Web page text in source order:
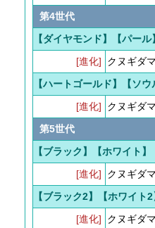
第4世代
【ダイヤモンド】【パール
[進化]
クヌギダ
【ハートゴールド】【ソウ
[進化]
クヌギダ
第5世代
【ブラック】【ホワイト】
[進化]
クヌギダ
【ブラック2】【ホワイト2
[進化]
クヌギダ